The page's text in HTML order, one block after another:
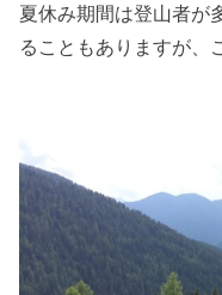
夏休み期間は登山者が
ることもありますが、